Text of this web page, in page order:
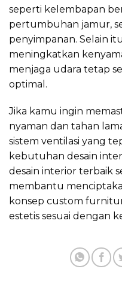
seperti kelembapan
pertumbuhan jamur,
penyimpanan. Selain
meningkatkan
menjaga udara tetap
optimal.
Jika kamu ingin
nyaman dan tahan
sistem ventilasi yang
kebutuhan desain
desain interior terbaik
membantu
konsep custom
estetis sesuai dengan